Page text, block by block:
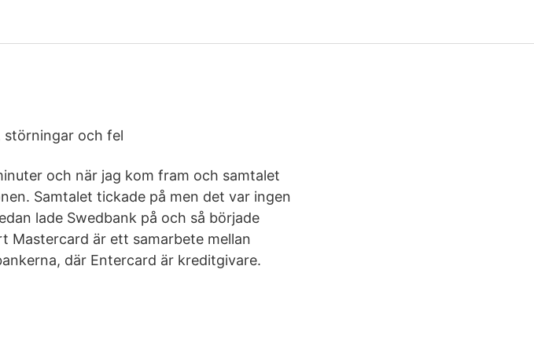
störningar och fel
och när jag kom fram och samtalet
Samtalet tickade på men det var ingen
lade Swedbank på och så började
Mastercard är ett samarbete mellan
där Entercard är kreditgivare.